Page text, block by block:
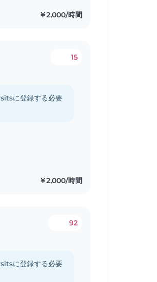
￥2,000/時間
15
に登録する必要
￥2,000/時間
92
に登録する必要